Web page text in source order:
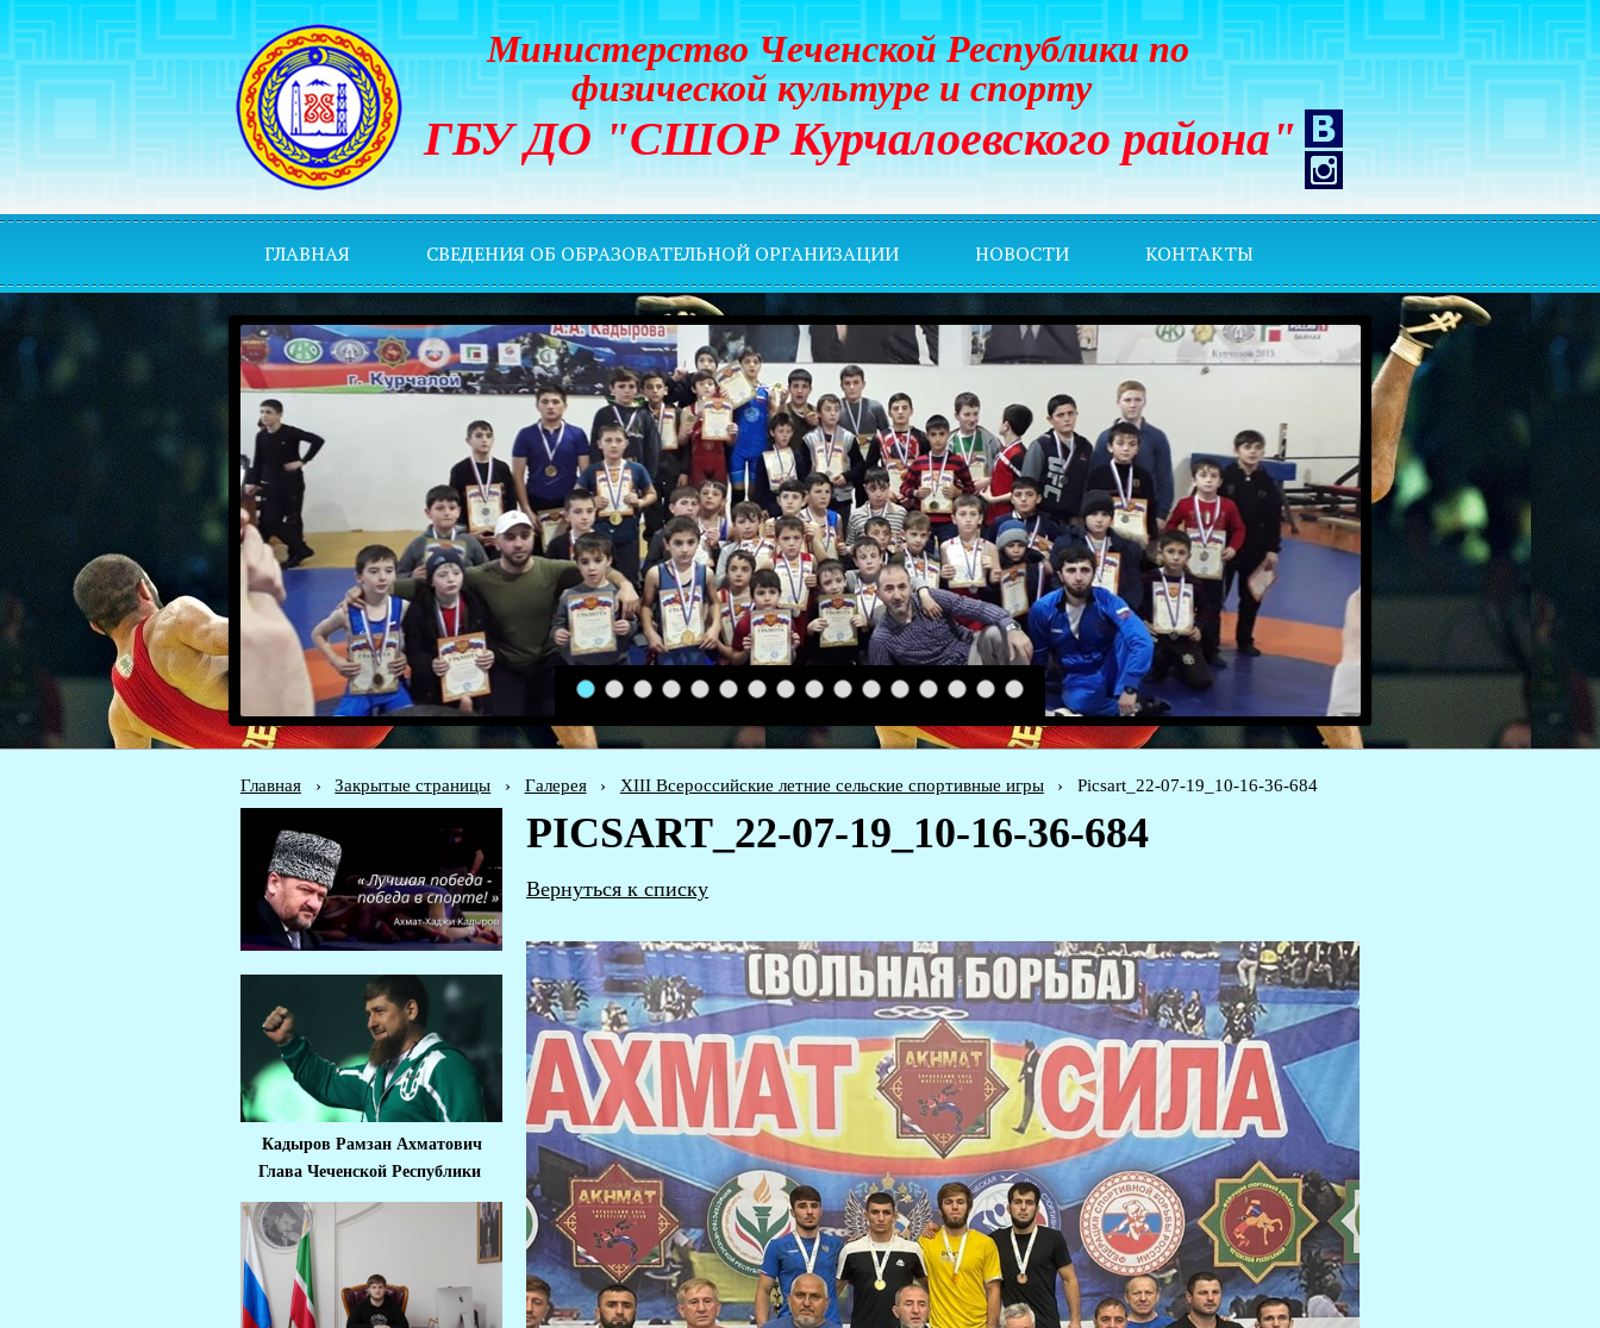
Министерство Чеченской Республики по
ГБУ ДО "СШОР Курчалоевского района"
физической культуре и спорту
ГЛАВНАЯ СВЕДЕНИЯ ОБ ОБРАЗОВАТЕЛЬНОЙ ОРГАНИЗАЦИИ НОВОСТИ КОНТАКТЫ
1 2 3 4 5 6 7 8 9 10 11 12 13 14 15 16
Главная › Закрытые страницы › Галерея › XIII Всероссийские летние сельские спортивные игры › Picsart_22-07-19_10-16-36-684
Кадыров Рамзан Ахматович
Глава Чеченской Республики
PICSART_22-07-19_10-16-36-684
Вернуться к списку